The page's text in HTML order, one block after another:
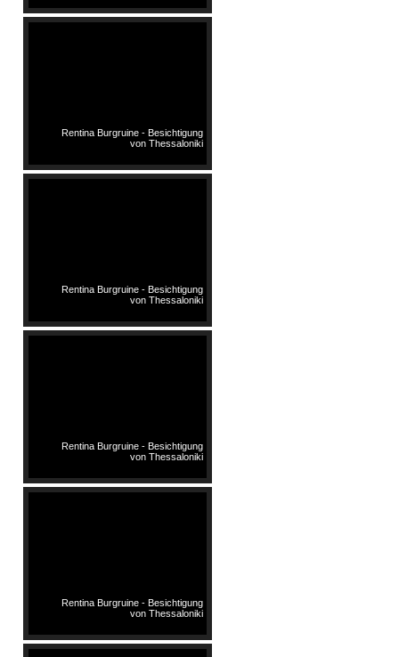
Rentina Burgruine - Besichtigung
von Thessaloniki
Rentina Burgruine - Besichtigung
von Thessaloniki
Rentina Burgruine - Besichtigung
von Thessaloniki
Rentina Burgruine - Besichtigung
von Thessaloniki